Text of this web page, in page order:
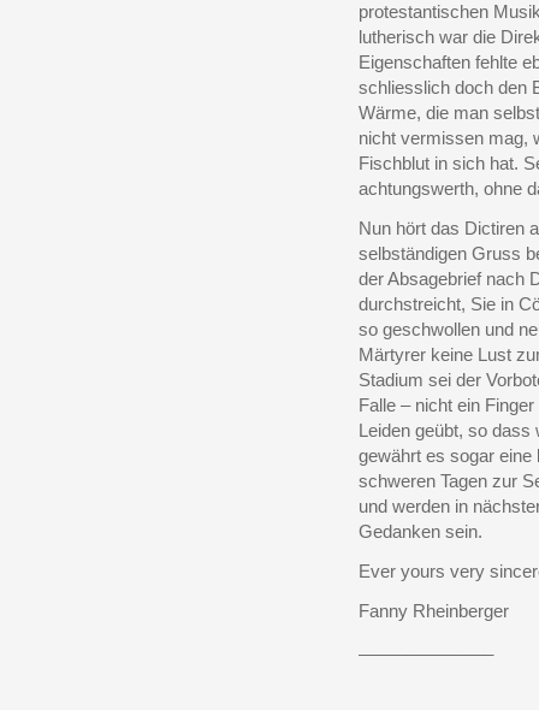
protestantischen
lutherisch war die
Eigenschaften fehlte
schliesslich doch den
Wärme, die man
nicht vermissen mag,
Fischblut in sich hat.
achtungswerth, ohne
Nun hört das Dictiren
selbständigen Gruss
der Absagebrief nach
durchstreicht, Sie in
so geschwollen und
Märtyrer keine Lust
Stadium sei der
Falle – nicht ein
Leiden geübt, so
gewährt es sogar
schweren Tagen zur
und werden in
Gedanken sein.
Ever yours very
Fanny Rheinberger